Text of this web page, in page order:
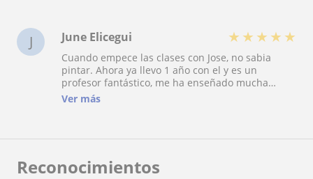
J June Elicegui ★ ★ ★ ★ ★
Cuando empece las clases con Jose, no sabia
pintar. Ahora ya llevo 1 año con el y es un
profesor fantástico, me ha enseñado mucha
técnica y por fin puedo decir que se pintar y
Ver más
Reconocimientos